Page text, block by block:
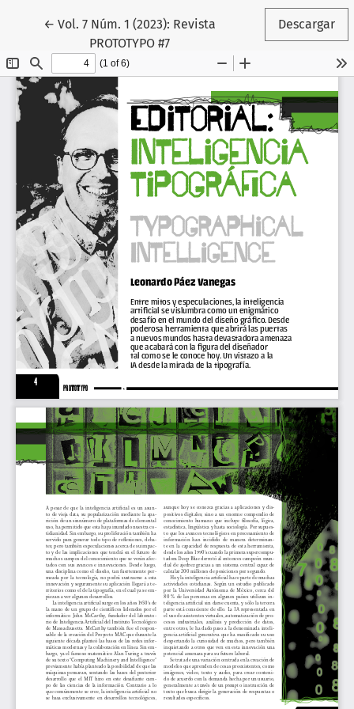
← Volver a los detalles del artículo
Vol. 7 Núm. 1 (2023): Revista
PROTOTYPO #7
Descargar